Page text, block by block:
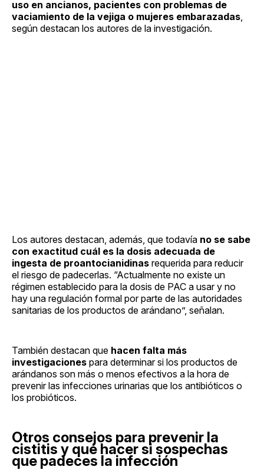
uso en ancianos, pacientes con problemas de
vaciamiento de la vejiga o mujeres embarazadas
según destacan los autores de la investigación.
Los autores destacan, además, que todavía no se sabe
con exactitud cuál es la dosis adecuada de
ingesta de proantocianidinas requerida para reducir
el riesgo de padecerlas. “Actualmente no existe un
régimen establecido para la dosis de PAC a usar y no
hay una regulación formal por parte de las autoridades
sanitarias de los productos de arándano”, señalan.
También destacan que hacen falta más
investigaciones para determinar si los productos de
arándanos son más o menos efectivos a la hora de
prevenir las infecciones urinarias que los antibióticos o
los probióticos.
Otros consejos para prevenir la
cistitis y qué hacer si sospechas
que padeces la infección